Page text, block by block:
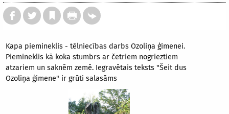
Kapa piemineklis - tēlniecības darbs Ozoliņa ģimenei.
Piemineklis kā koka stumbrs ar četriem nogrieztiem
atzariem un saknēm zemē. Iegravētais teksts "Šeit dus
Ozoliņa ģimene" ir grūti salasāms